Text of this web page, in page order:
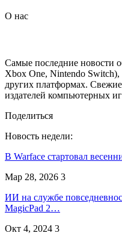
О нас
Самые последние новости
Xbox One, Nintendo
других платформах.
издателей компьютерных
Поделиться
Новость недели:
В Warface стартовал
Мар 28, 2026 3
ИИ на службе
MagicPad 2…
Окт 4, 2024 3